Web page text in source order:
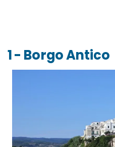
1 - Borgo Antico